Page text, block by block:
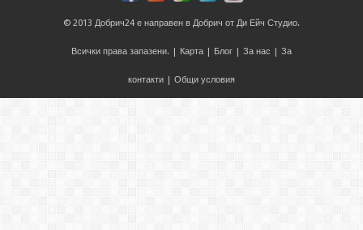
© 2013 Добрич24 е направен в Добрич от Ди Ейч Студио.
Всички права запазени. | Карта | Блог | За нас | За
контакти | Общи условия